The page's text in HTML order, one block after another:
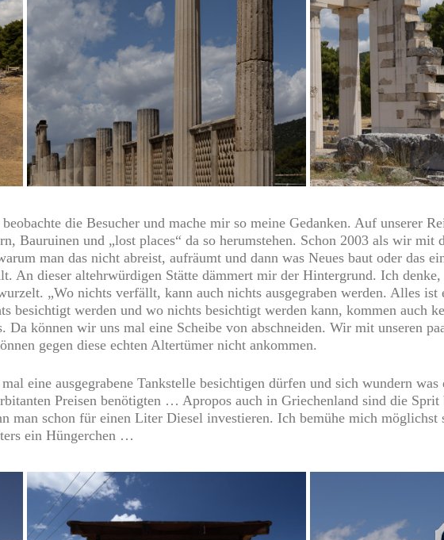
die Besucher und mache mir so meine Gedanken. Auf unserer
Bauruinen und „lost places“ da so herumstehen. Schon 2003 als wir mit
man das nicht abreist, aufräumt und dann was Neues baut oder das
An dieser altehrwürdigen Stätte dämmert mir der Hintergrund. Ich
„Wo nichts verfällt, kann auch nichts ausgegraben werden. Alles
besichtigt werden und wo nichts besichtigt werden kann, kommen auch
Da können wir uns mal eine Scheibe von abschneiden. Wir mit unseren
gegen diese echten Altertümer nicht ankommen.
eine ausgegrabene Tankstelle besichtigen dürfen und sich wundern
Preisen benötigten … Apropos auch in Griechenland sind die Sprit
man schon für einen Liter Diesel investieren. Ich bemühe mich möglichst
ein Hüngerchen …